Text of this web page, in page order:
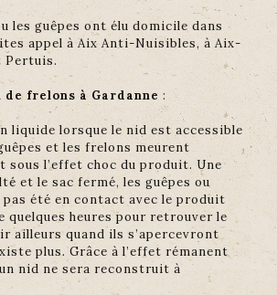
les guêpes ont élu domicile dans
appel à Aix Anti-Nuisibles, à Aix-
Pertuis.
frelons à Gardanne :
liquide lorsque le nid est accessible
et les frelons meurent
sous l’effet choc du produit. Une
et le sac fermé, les guêpes ou
pas été en contact avec le produit
quelques heures pour retrouver le
ailleurs quand ils s’apercevront
plus. Grâce à l’effet rémanent
nid ne sera reconstruit à